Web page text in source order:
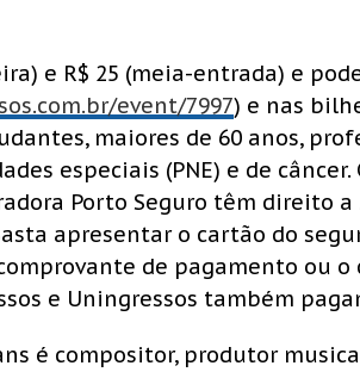
e R$ 25 (meia-entrada) e
event/7997) e nas
maiores de 60 anos,
especiais (PNE) e de
Porto Seguro têm direito a
apresentar o cartão do
de pagamento ou o
e Uningressos também
é compositor, produtor